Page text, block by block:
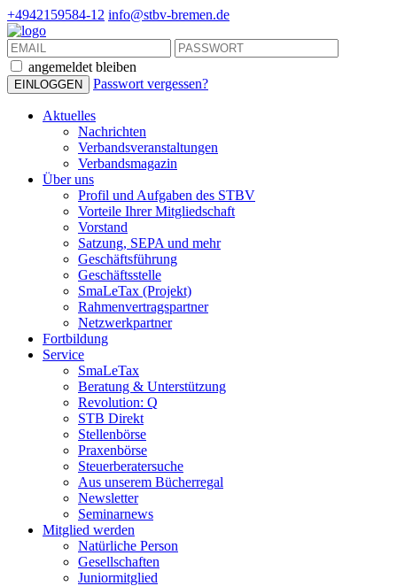
+4942159584-12 info@stbv-bremen.de
angemeldet bleiben
Passwort vergessen?
Aktuelles
Nachrichten
Verbandsveranstaltungen
Verbandsmagazin
Über uns
Profil und Aufgaben des STBV
Vorteile Ihrer Mitgliedschaft
Vorstand
Satzung, SEPA und mehr
Geschäftsführung
Geschäftsstelle
SmaLeTax (Projekt)
Rahmenvertragspartner
Netzwerkpartner
Fortbildung
Service
SmaLeTax
Beratung & Unterstützung
Revolution: Q
STB Direkt
Stellenbörse
Praxenbörse
Steuerberatersuche
Aus unserem Bücherregal
Newsletter
Seminarnews
Mitglied werden
Natürliche Person
Gesellschaften
Juniormitglied